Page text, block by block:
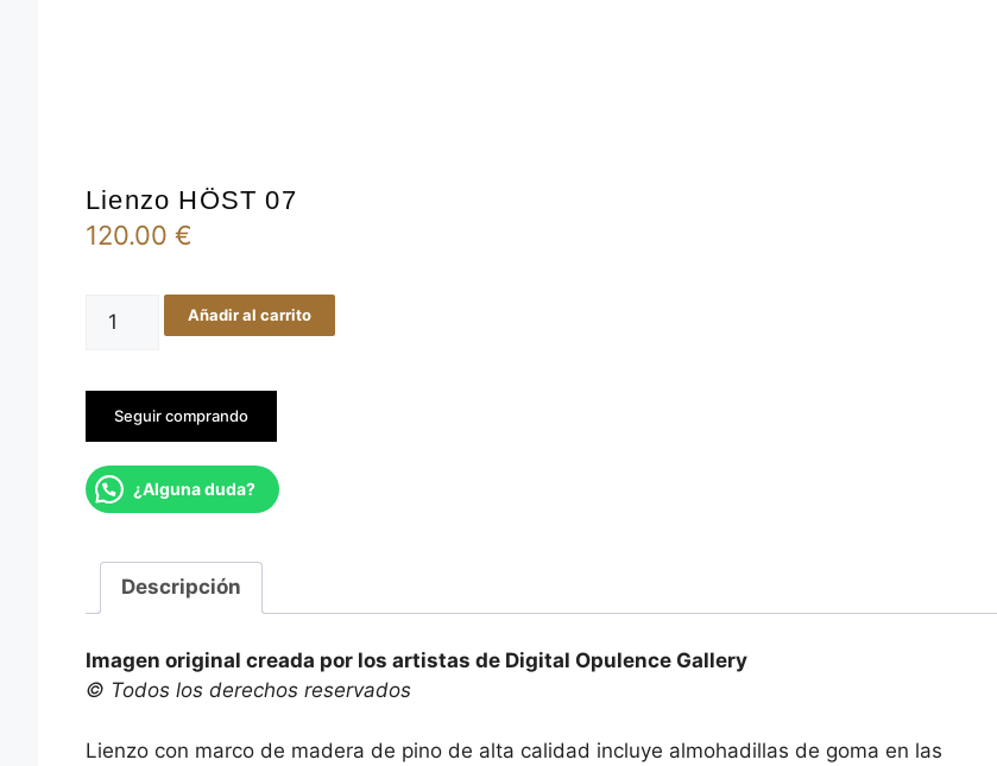
Lienzo HÖST 07
120.00 €
HÖST
cantidad
Añadir al carrito
Seguir comprando
¿Alguna duda?
Descripción
Imagen original creada por los artistas de Digital Opulence Gallery
© Todos los derechos reservados
Lienzo con marco de madera de pino de alta calidad incluye almohadillas de goma en las